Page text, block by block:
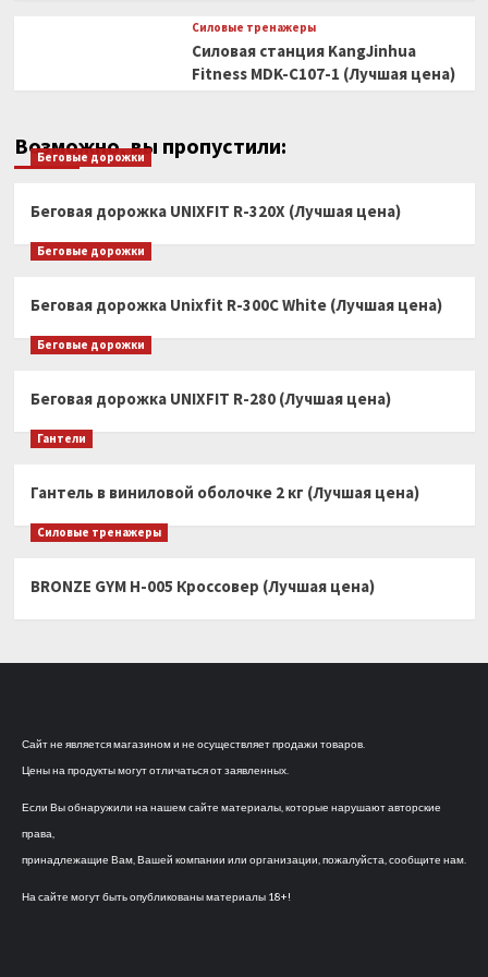
Силовые тренажеры
Силовая станция KangJinhua
Fitness MDK-C107-1 (Лучшая цена)
Возможно, вы пропустили:
Беговые дорожки
Беговая дорожка UNIXFIT R-320X (Лучшая цена)
Беговые дорожки
Беговая дорожка Unixfit R-300C White (Лучшая цена)
Беговые дорожки
Беговая дорожка UNIXFIT R-280 (Лучшая цена)
Гантели
Гантель в виниловой оболочке 2 кг (Лучшая цена)
Силовые тренажеры
BRONZE GYM H-005 Кроссовер (Лучшая цена)
Сайт не является магазином и не осуществляет продажи товаров.
Цены на продукты могут отличаться от заявленных.
Если Вы обнаружили на нашем сайте материалы, которые нарушают авторские
права,
принадлежащие Вам, Вашей компании или организации, пожалуйста, сообщите нам.
На сайте могут быть опубликованы материалы 18+!